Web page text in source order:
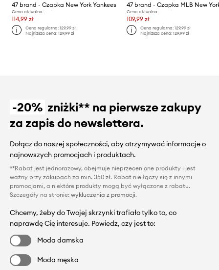
47 brand - Czapka New York Yankees
Cena aktualna:
114,99 zł
Cena regularna:129,99 zł
Najniższa cena:129,99 zł
Cena aktualna:
109,99 zł
Cena regularna: 129,99 zł
Najniższa cena: 129,99 zł
-20% zniżki** na pierwsze zakupy
za zapis do newslettera.
Dołącz do naszej społeczności, aby otrzymywać informacje o
najnowszych promocjach i produktach.
**Rabat jest jednorazowy, obejmuje nieprzecenione produkty i jest
ważny przy zakupach za min. 350 zł. Rabat nie łączy się z innymi
promocjami, a niektóre produkty mogą być wyłączone z rabatu.
Szczegóły na stronie: wykluczenia z promocji.
Chcemy, żeby do Twojej skrzynki trafiało tylko to, co
naprawdę Cię interesuje. Powiedz, czy jest to:
Moda damska
Moda męska